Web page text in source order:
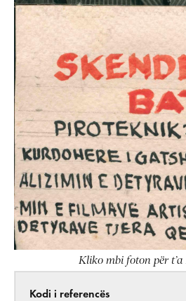
Kliko mbi foton për
Kodi i referencës